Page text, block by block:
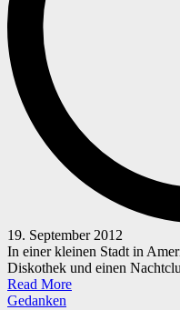
19. September 2012
In einer kleinen Stadt in
Diskothek und einen
Read More
Posted
Gedanken